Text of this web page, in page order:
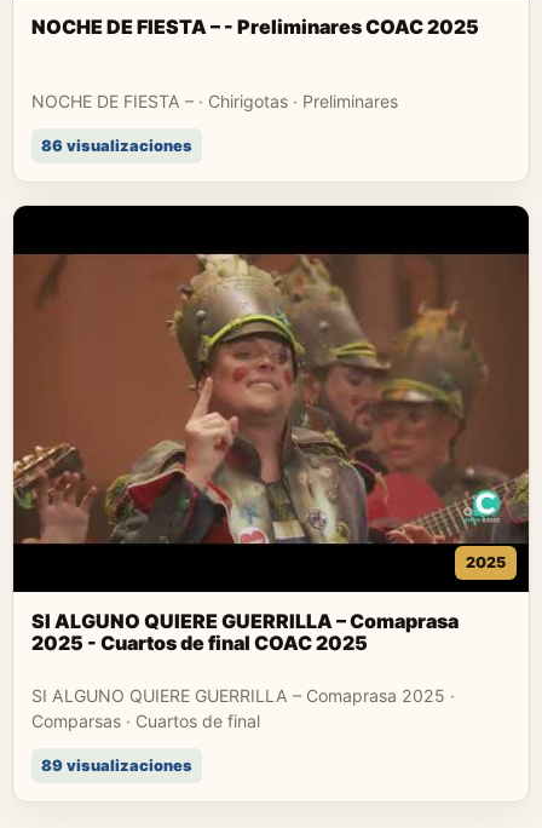
NOCHE DE FIESTA – - Preliminares COAC 2025
NOCHE DE FIESTA – · Chirigotas · Preliminares
86 visualizaciones
2025
SI ALGUNO QUIERE GUERRILLA – Comaprasa
2025 - Cuartos de final COAC 2025
SI ALGUNO QUIERE GUERRILLA – Comaprasa 2025 ·
Comparsas · Cuartos de final
89 visualizaciones